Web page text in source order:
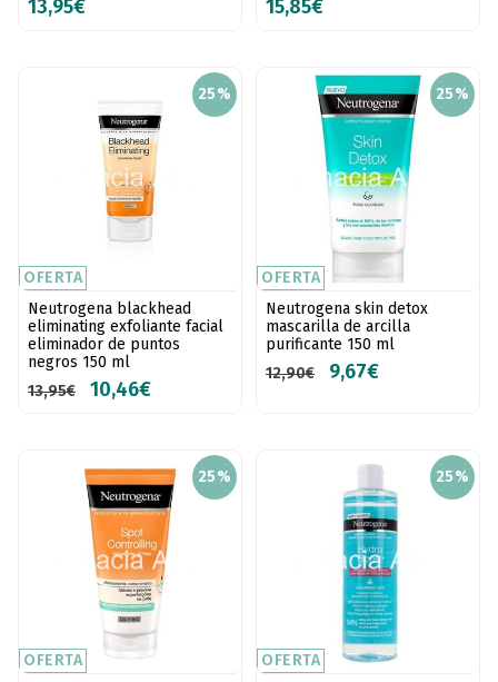
13,95€ 15,85€
25%
OFERTA
Neutrogena blackhead
eliminating exfoliante facial
eliminador de puntos
negros 150 ml
13,95€
10,46€
25%
OFERTA
Neutrogena skin detox
mascarilla de arcilla
purificante 150 ml
12,90€
9,67€
25%
OFERTA
25%
OFERTA